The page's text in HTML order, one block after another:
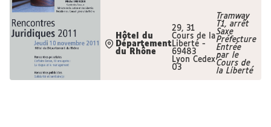
Hôtel du
Département
du Rhône
29, 31
Cours de la
Liberté -
69483
Lyon Cedex
03
Tramway
T1, arrêt
Saxe
Préfecture
Entrée
par le
Cours de
la Liberté